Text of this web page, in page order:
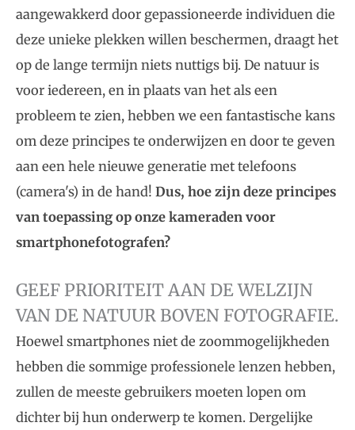
aangewakkerd door gepassioneerde individuen die
deze unieke plekken willen beschermen, draagt het
op de lange termijn niets nuttigs bij. De natuur is
voor iedereen, en in plaats van het als een
probleem te zien, hebben we een fantastische kans
om deze principes te onderwijzen en door te geven
aan een hele nieuwe generatie met telefoons
(camera's) in de hand! Dus, hoe zijn deze principes
van toepassing op onze kameraden voor
smartphonefotografen?
GEEF PRIORITEIT AAN DE WELZIJN
VAN DE NATUUR BOVEN FOTOGRAFIE.
Hoewel smartphones niet de zoommogelijkheden
hebben die sommige professionele lenzen hebben,
zullen de meeste gebruikers moeten lopen om
dichter bij hun onderwerp te komen. Dergelijke